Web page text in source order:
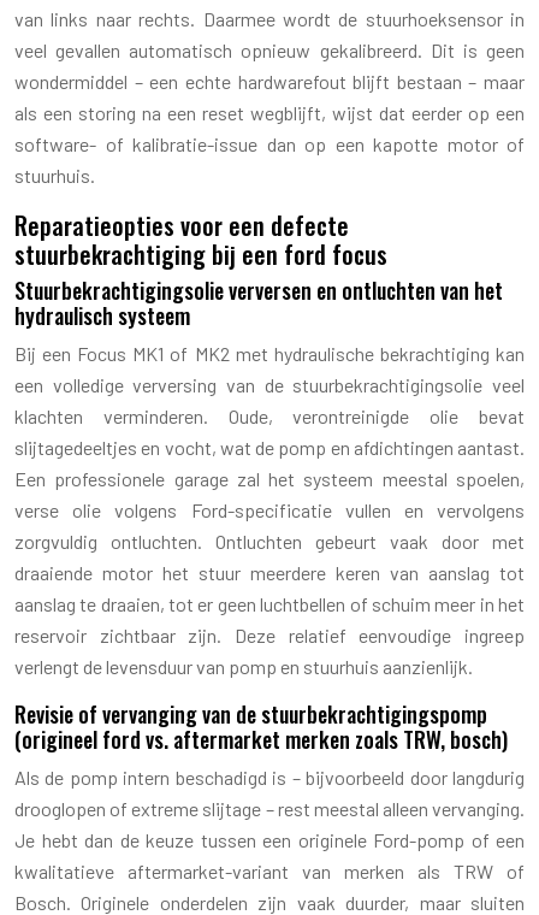
van links naar rechts. Daarmee wordt de stuurhoeksensor in
veel gevallen automatisch opnieuw gekalibreerd. Dit is geen
wondermiddel – een echte hardwarefout blijft bestaan – maar
als een storing na een reset wegblijft, wijst dat eerder op een
software- of kalibratie-issue dan op een kapotte motor of
stuurhuis.
Reparatieopties voor een defecte
stuurbekrachtiging bij een ford focus
Stuurbekrachtigingsolie verversen en ontluchten van het
hydraulisch systeem
Bij een Focus MK1 of MK2 met hydraulische bekrachtiging kan
een volledige verversing van de stuurbekrachtigingsolie veel
klachten verminderen. Oude, verontreinigde olie bevat
slijtagedeeltjes en vocht, wat de pomp en afdichtingen aantast.
Een professionele garage zal het systeem meestal spoelen,
verse olie volgens Ford-specificatie vullen en vervolgens
zorgvuldig ontluchten. Ontluchten gebeurt vaak door met
draaiende motor het stuur meerdere keren van aanslag tot
aanslag te draaien, tot er geen luchtbellen of schuim meer in het
reservoir zichtbaar zijn. Deze relatief eenvoudige ingreep
verlengt de levensduur van pomp en stuurhuis aanzienlijk.
Revisie of vervanging van de stuurbekrachtigingspomp
(origineel ford vs. aftermarket merken zoals TRW, bosch)
Als de pomp intern beschadigd is – bijvoorbeeld door langdurig
drooglopen of extreme slijtage – rest meestal alleen vervanging.
Je hebt dan de keuze tussen een originele Ford-pomp of een
kwalitatieve aftermarket-variant van merken als TRW of
Bosch. Originele onderdelen zijn vaak duurder, maar sluiten